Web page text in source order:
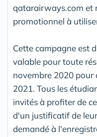
qatarairways.com et
promotionnel à
Cette campagne est
valable pour toute
novembre 2020 pour
2021. Tous les
invités à profiter de
d'un justificatif de
demandé à